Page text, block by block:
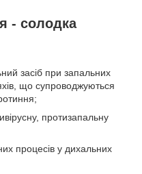
- солодка
засіб при запальних
що супроводжуються
протизапальну
процесів у дихальних